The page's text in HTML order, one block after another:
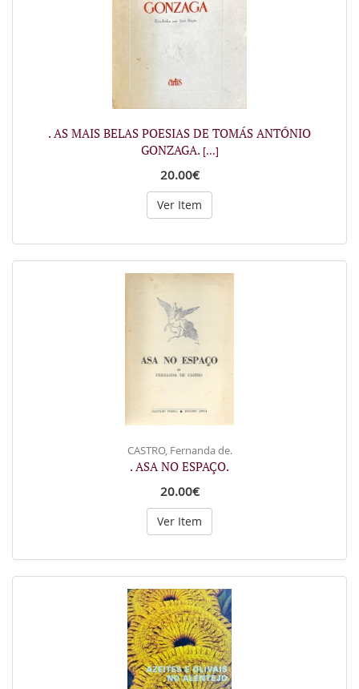
. AS MAIS BELAS POESIAS DE TOMÁS ANTÓNIO
GONZAGA. [...]
20.00€
Ver Item
CASTRO, Fernanda de.
. ASA NO ESPAÇO.
20.00€
Ver Item